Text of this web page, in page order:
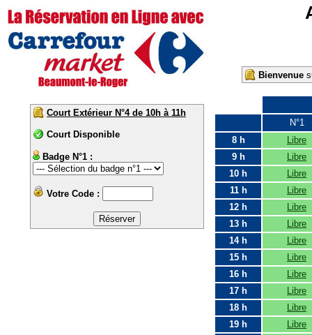
Bienvenue
Court Extérieur N°4 de 10h à 11h
Court Disponible
Badge N°1 :
Votre Code :
N°1
8 h
Libre
9 h
Libre
10 h
Libre
11 h
Libre
12 h
Libre
13 h
Libre
14 h
Libre
15 h
Libre
16 h
Libre
17 h
Libre
18 h
Libre
19 h
Libre